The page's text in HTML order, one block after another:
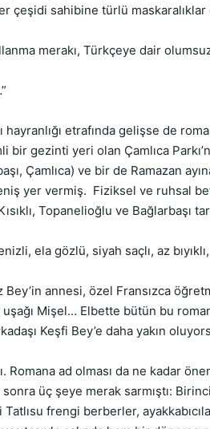
çeşidi sahibine türlü
merakı, Türkçeye dair
etrafında gelişse de
gezinti yeri olan Çamlıca
Çamlıca) ve bir de Ramazan
yer vermiş. Fiziksel ve ruhsal
Topanelioğlu ve
ela gözlü, siyah saçlı, az
annesi, özel Fransızca
uşağı Mişel… Elbette bütün bu
Keşfi Bey’e daha yakın
ad olması da ne kadar
sonra üç şeye merak sarmıştı:
frengi berberler,